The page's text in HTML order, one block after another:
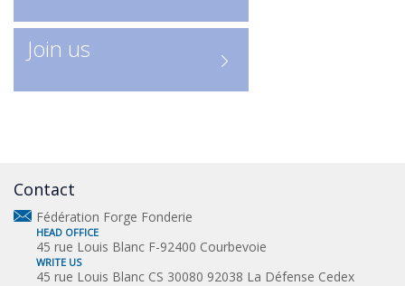
Un outil indispensable pour
découvrir les acteurs clés de la
Join us
Contact
Fédération Forge Fonderie
HEAD OFFICE
45 rue Louis Blanc F-92400 Courbevoie
WRITE US
45 rue Louis Blanc CS 30080 92038 La Défense Cedex